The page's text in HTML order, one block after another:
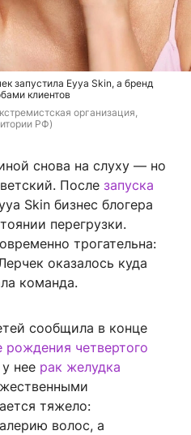
запустила Eyya Skin, а бренд
клиентов
организация,
РФ)
снова на слуху — но
После запуска
Skin бизнес блогера
перегрузки.
трогательна:
оказалось куда
команда.
сообщила в конце
рождения четвертого
нее рак желудка
тяжело:
волос, а